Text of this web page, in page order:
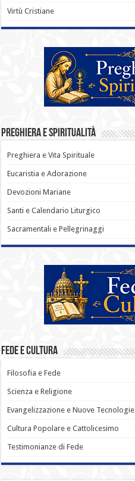
Virtù Cristiane
Preghiera e Spiritualità
Preghiera e Vita Spirituale
Eucaristia e Adorazione
Devozioni Mariane
Santi e Calendario Liturgico
Sacramentali e Pellegrinaggi
Fede e Cultura
Filosofia e Fede
Scienza e Religione
Evangelizzazione e Nuove Tecnologie
Cultura Popolare e Cattolicesimo
Testimonianze di Fede